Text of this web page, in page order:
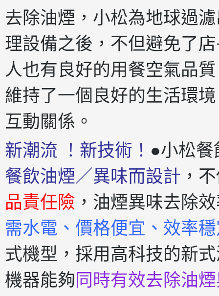
去除油煙，小松為地球過
理設備之後，不但避免了
人也有良好的用餐空氣品
維持了一個良好的生活環
互動關係。
新潮流 ！新技術！ ●小松餐
餐飲油煙／異味而設計 ，
品責任險 ，油煙異味去除
需水電、價格便宜、效率
式機型，採用高科技的新
機器能夠 同時有效去除油